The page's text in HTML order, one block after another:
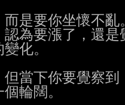
是要你坐懷不亂
為要漲了，還是
化。
當下你要覺察到
輪闊。